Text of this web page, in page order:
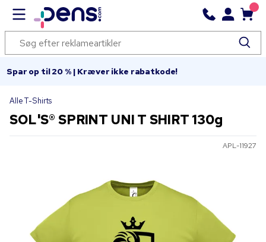
Spar op til 20 % | Kræver ikke rabatkode!
Alle T-Shirts
SOL'S® SPRINT UNI T SHIRT 130g
APL-11927